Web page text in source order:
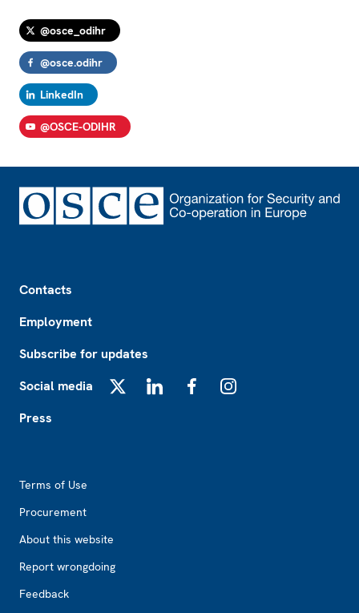
@osce_odihr
@osce.odihr
LinkedIn
@OSCE-ODIHR
Contacts
Employment
Subscribe for updates
Social media
Press
Terms of Use
Procurement
About this website
Report wrongdoing
Feedback